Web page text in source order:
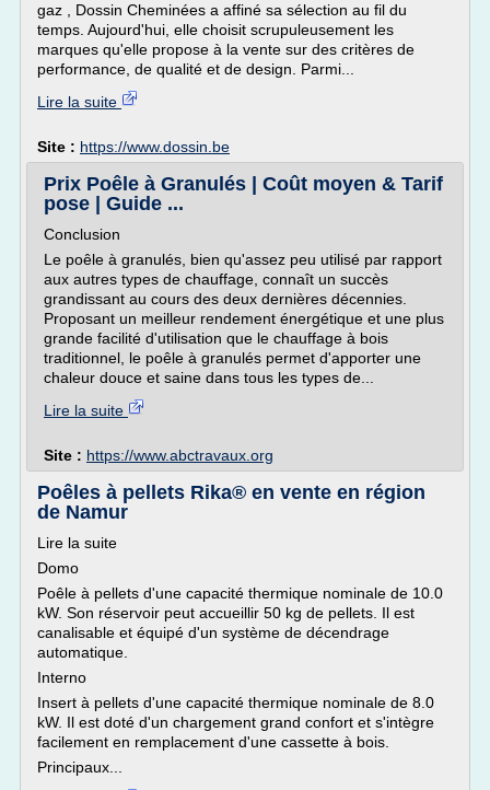
gaz , Dossin Cheminées a affiné sa sélection au fil du
temps. Aujourd'hui, elle choisit scrupuleusement les
marques qu'elle propose à la vente sur des critères de
performance, de qualité et de design. Parmi...
Lire la suite
Site : https://www.dossin.be
Prix Poêle à Granulés | Coût moyen & Tarif
pose | Guide ...
Conclusion
Le poêle à granulés, bien qu'assez peu utilisé par rapport
aux autres types de chauffage, connaît un succès
grandissant au cours des deux dernières décennies.
Proposant un meilleur rendement énergétique et une plus
grande facilité d'utilisation que le chauffage à bois
traditionnel, le poêle à granulés permet d'apporter une
chaleur douce et saine dans tous les types de...
Lire la suite
Site : https://www.abctravaux.org
Poêles à pellets Rika® en vente en région
de Namur
Lire la suite
Domo
Poêle à pellets d'une capacité thermique nominale de 10.0
kW. Son réservoir peut accueillir 50 kg de pellets. Il est
canalisable et équipé d'un système de décendrage
automatique.
Interno
Insert à pellets d'une capacité thermique nominale de 8.0
kW. Il est doté d'un chargement grand confort et s'intègre
facilement en remplacement d'une cassette à bois.
Principaux...